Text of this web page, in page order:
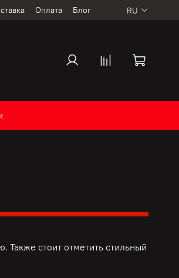
Оплата Блог RU
Также стоит отметить стильный